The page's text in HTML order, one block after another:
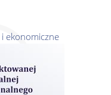
ekonomiczne